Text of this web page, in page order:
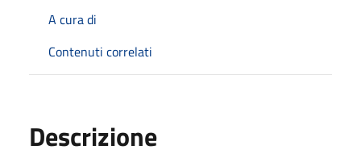
A cura di
Contenuti correlati
Descrizione